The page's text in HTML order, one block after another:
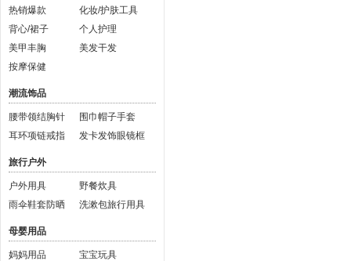
热销爆款
化妆/护肤工具
背心/裙子
个人护理
美甲丰胸
美发干发
按摩保健
潮流饰品
腰带领结胸针
围巾帽子手套
耳环项链戒指
发卡发饰眼镜框
旅行户外
户外用具
野餐炊具
雨伞鞋套防晒
洗漱包旅行用具
母婴用品
妈妈用品
宝宝玩具